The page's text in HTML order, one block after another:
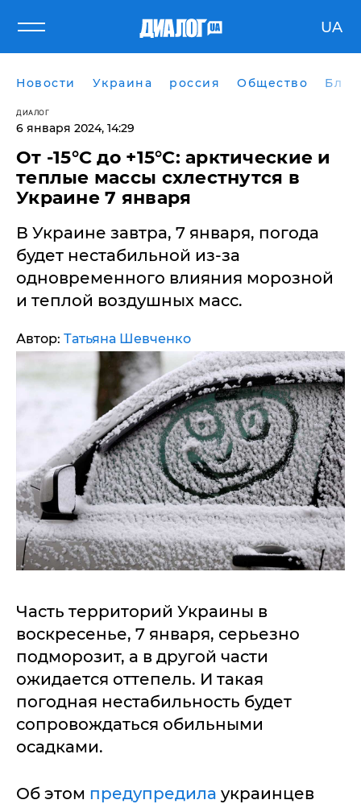
UA
Новости Украина россия Общество
ДИАЛОГ
6 января 2024, 14:29
​От -15°C до +15°C: арктические и
теплые массы схлестнутся в
Украине 7 января
В Украине завтра, 7 января, погода
будет нестабильной из-за
одновременного влияния морозной
и теплой воздушных масс.
Автор: Татьяна Шевченко
Часть территорий Украины в
воскресенье, 7 января, серьезно
подморозит, а в другой части
ожидается оттепель. И такая
погодная нестабильность будет
сопровождаться обильными
осадками.
Об этом предупредила украинцев